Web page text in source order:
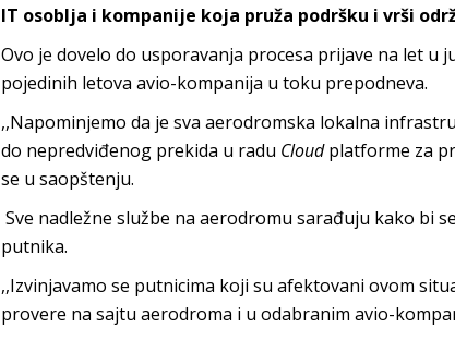
IT osoblja i kompanije koja pruža podršku i vrši
Ovo je dovelo do usporavanja procesa prijave na let u
pojedinih letova avio-kompanija u toku prepodneva.
,,Napominjemo da je sva aerodromska lokalna
do nepredviđenog prekida u radu Cloudplatforme za
se u saopštenju.
Sve nadležne službe na aerodromu sarađuju kako bi
putnika.
,,Izvinjavamo se putnicima koji su afektovani ovom
provere na sajtu aerodroma i u odabranim avio-